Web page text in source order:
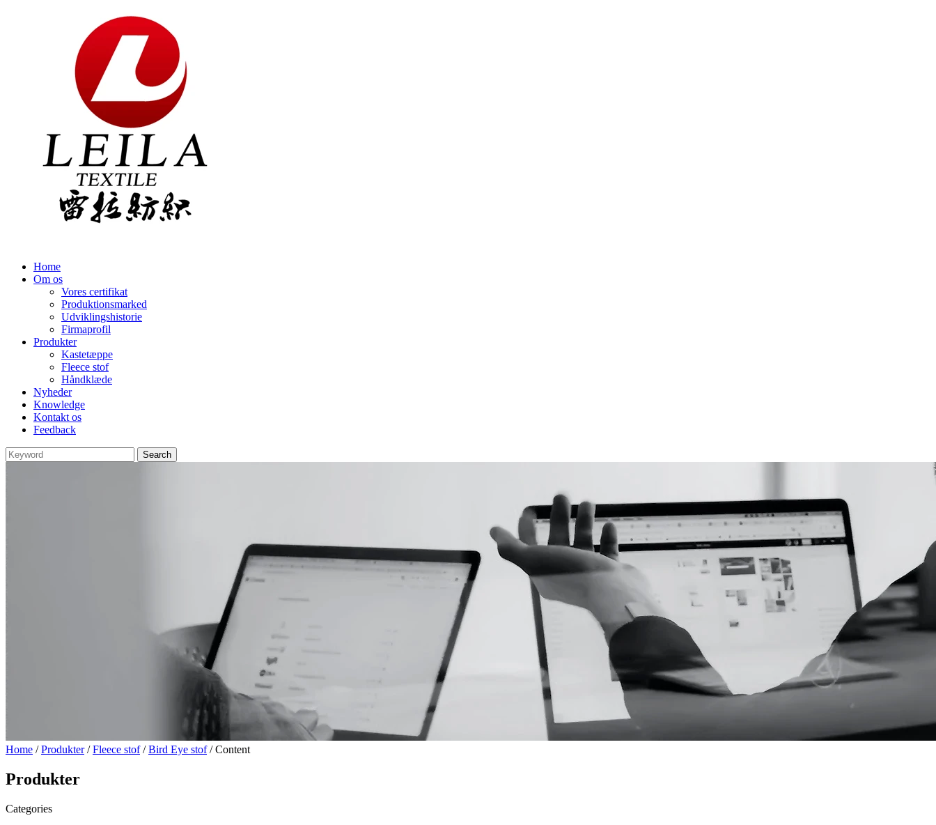
Home
Om os
Vores certifikat
Produktionsmarked
Udviklingshistorie
Firmaprofil
Produkter
Kastetæppe
Fleece stof
Håndklæde
Nyheder
Knowledge
Kontakt os
Feedback
Home /Produkter/Fleece stof/Bird Eye stof/ Content
Produkter
Categories